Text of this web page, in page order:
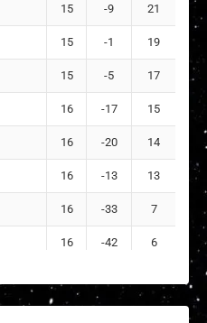
15 -9 21
15 -1 19
15 -5 17
16 -17 15
16 -20 14
16 -13 13
16 -33 7
16 -42 6